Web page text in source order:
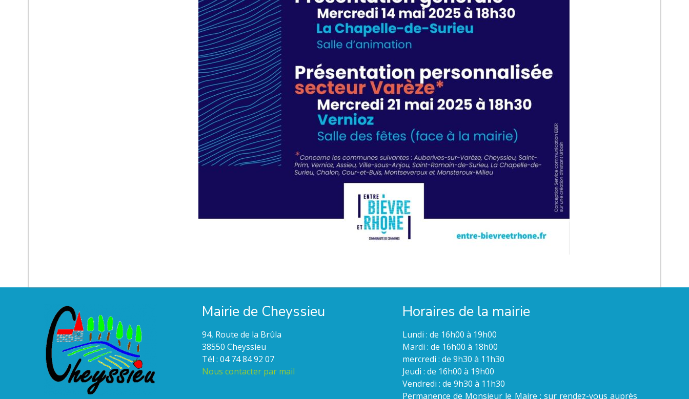
Mairie de Cheyssieu
94, Route de la Brûla
38550 Cheyssieu
Tél : 04 74 84 92 07
Nous contacter par mail
Horaires de la mairie
Lundi : de 16h00 à 19h00
Mardi : de 16h00 à 18h00
mercredi : de 9h30 à 11h30
Jeudi : de 16h00 à 19h00
Vendredi : de 9h30 à 11h30
Permanence de Monsieur le Maire : sur rendez-vous auprès